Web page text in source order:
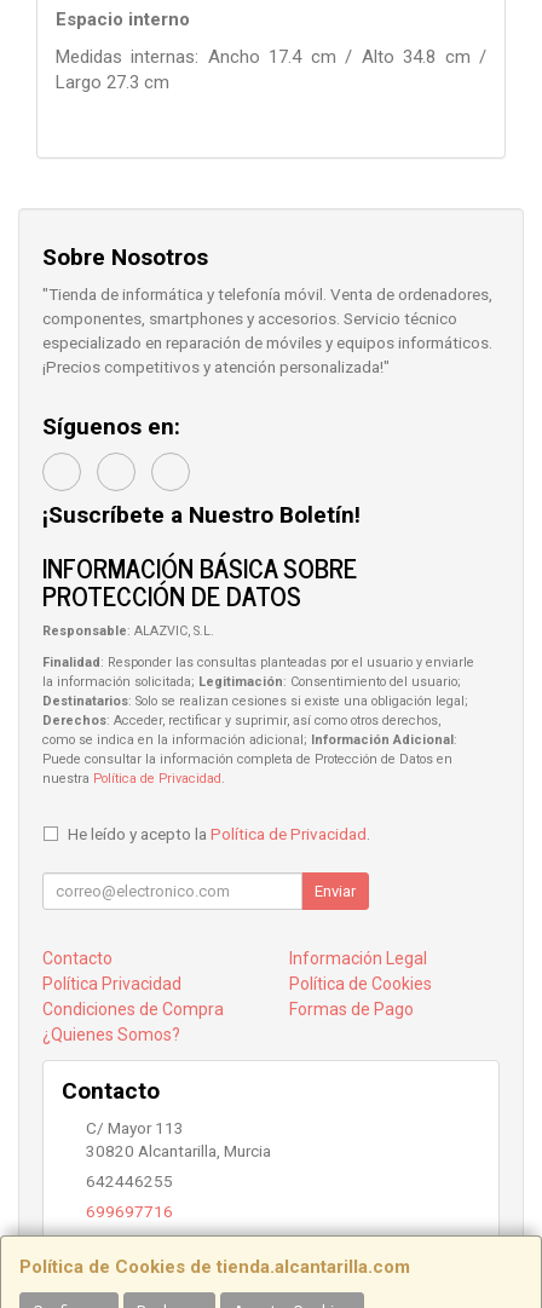
Espacio interno
Medidas internas: Ancho 17.4 cm / Alto 34.8 cm /
Largo 27.3 cm
Política de Cookies de tienda.alcantarilla.com
Sobre Nosotros
"Tienda de informática y telefonía móvil. Venta de ordenadores,
componentes, smartphones y accesorios. Servicio técnico
especializado en reparación de móviles y equipos informáticos.
¡Precios competitivos y atención personalizada!"
Síguenos en:
¡Suscríbete a Nuestro Boletín!
INFORMACIÓN BÁSICA SOBRE
PROTECCIÓN DE DATOS
Responsable: ALAZVIC, S.L.
Finalidad : Responder las consultas planteadas por el usuario y enviarle
la información solicitada; Legitimación: Consentimiento del usuario;
Destinatarios: Solo se realizan cesiones si existe una obligación legal;
Derechos: Acceder, rectificar y suprimir, así como otros derechos,
como se indica en la información adicional;
Información Adicional :
Puede consultar la información completa de Protección de Datos en
nuestra Política de Privacidad .
He leído y acepto la Política de Privacidad
Enviar
Contacto
Información Legal
Política Privacidad
Política de Cookies
Condiciones de Compra
Formas de Pago
¿Quienes Somos?
Contacto
C/ Mayor 113
30820 Alcantarilla Murcia
642446255
699697716
info@alcantarilla.com